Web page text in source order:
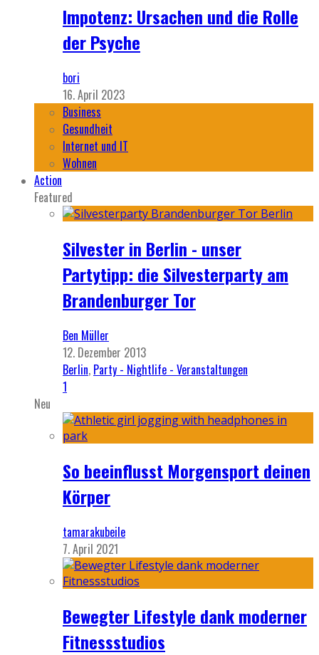
Impotenz: Ursachen und die Rolle
der Psyche
bori
16. April 2023
Business
Gesundheit
Internet und IT
Wohnen
Action
Featured
Silvester in Berlin - unser
Partytipp: die Silvesterparty am
Brandenburger Tor
Ben Müller
12. Dezember 2013
Berlin, Party - Nightlife - Veranstaltungen
1
Neu
So beeinflusst Morgensport deinen
Körper
tamarakubeile
7. April 2021
Bewegter Lifestyle dank moderner
Fitnessstudios